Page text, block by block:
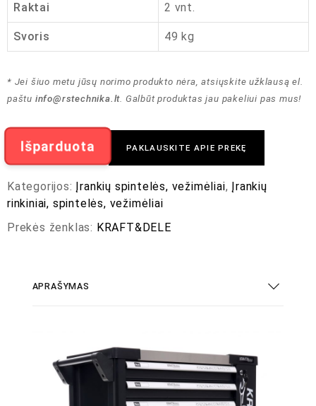
Raktai 2 vnt.
Svoris 49 kg
* Jei šiuo metu jūsų norimo produkto nėra, atsiųskite užklausą el.
paštu info@rstechnika.lt. Galbūt produktas jau pakeliui pas mus!
Išparduota PAKLAUSKITE APIE PREKĘ
Kategorijos: Įrankių spintelės, vežimėliai,
Įrankių
rinkiniai, spintelės, vežimėliai
Prekės ženklas: KRAFT&DELE
APRAŠYMAS